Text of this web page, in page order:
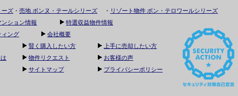
ーズ ・ 売地 ボンヌ・テールシリーズ ・ リゾート物件 ボン・テロワールシリーズ
ション情報
特選収益物件情報
ィング
会社概要
賢く購入したい方
上手に売却したい方
物件リクエスト
お客様の声
サイトマップ
プライバシーポリシー